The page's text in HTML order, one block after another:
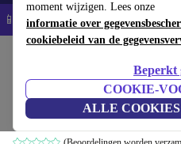
moment wijzigen. Lees onze
informatie over
cookiebeleid van de
Beperkt
COOKIE-
ALLE
📱5% EXTRA korting op alle
Nilox Drops
Blauw/Geel